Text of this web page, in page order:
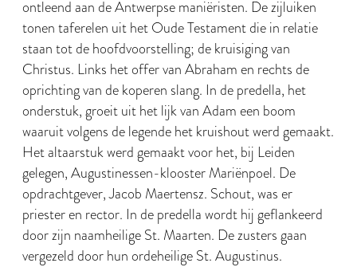
ontleend aan de Antwerpse maniëristen. De zijluiken
tonen taferelen uit het Oude Testament die in relatie
staan tot de hoofdvoorstelling; de kruisiging van
Christus. Links het offer van Abraham en rechts de
oprichting van de koperen slang. In de predella, het
onderstuk, groeit uit het lijk van Adam een boom
waaruit volgens de legende het kruishout werd gemaakt.
Het altaarstuk werd gemaakt voor het, bij Leiden
gelegen, Augustinessen-klooster Mariënpoel. De
opdrachtgever, Jacob Maertensz. Schout, was er
priester en rector. In de predella wordt hij geflankeerd
door zijn naamheilige St. Maarten. De zusters gaan
vergezeld door hun ordeheilige St. Augustinus.